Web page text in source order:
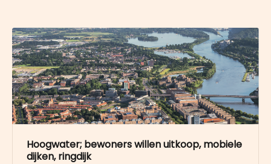
Hoogwater; bewoners willen uitkoop, mobiele
dijken, ringdijk